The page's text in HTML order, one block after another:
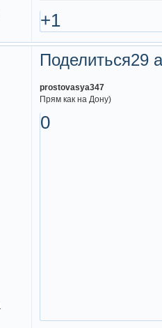
+1
Поделиться29
prostovasya347
Прям как на Дону)
0